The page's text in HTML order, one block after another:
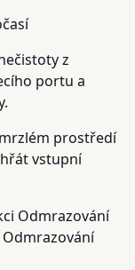
z
portu a
prostředí
vstupní
Odmrazování